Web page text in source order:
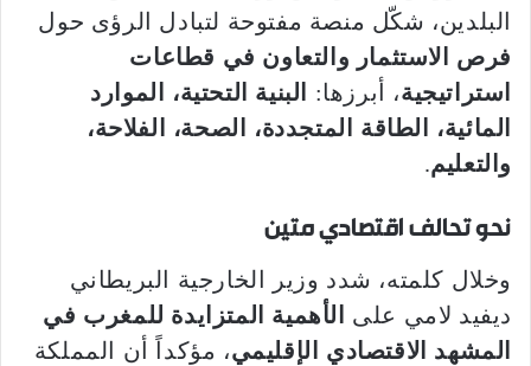
البلدين، شكّل منصة مفتوحة لتبادل الرؤى حول
فرص الاستثمار والتعاون في قطاعات
استراتيجية، أبرزها:
البنية التحتية، الموارد
المائية، الطاقة المتجددة، الصحة، الفلاحة،
والتعليم.
نحو تحالف اقتصادي متين
وخلال كلمته، شدد وزير الخارجية البريطاني
ديفيد لامي على
الأهمية المتزايدة للمغرب في
المشهد الاقتصادي الإقليمي، مؤكداً أن المملكة